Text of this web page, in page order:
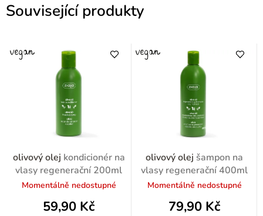
Související produkty
olivový olej kondicionér na
vlasy regenerační 200ml
Momentálně nedostupné
59,90 Kč
olivový olej šampon na
vlasy regenerační 400ml
Momentálně nedostupné
79,90 Kč